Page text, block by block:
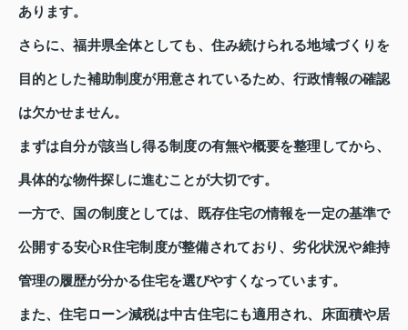
あります。
さらに、福井県全体としても、住み続けられる地域づくりを
目的とした補助制度が用意されているため、行政情報の確認
は欠かせません。
まずは自分が該当し得る制度の有無や概要を整理してから、
具体的な物件探しに進むことが大切です。
一方で、国の制度としては、既存住宅の情報を一定の基準で
公開する安心R住宅制度が整備されており、劣化状況や維持
管理の履歴が分かる住宅を選びやすくなっています。
また、住宅ローン減税は中古住宅にも適用され、床面積や居